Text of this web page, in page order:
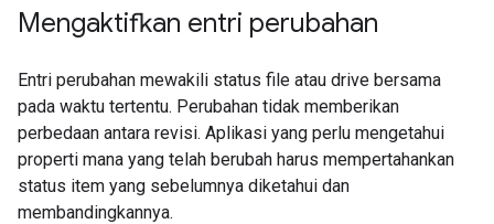
Mengaktifkan entri perubahan
Entri perubahan mewakili status file atau drive bersama
pada waktu tertentu. Perubahan tidak memberikan
perbedaan antara revisi. Aplikasi yang perlu mengetahui
properti mana yang telah berubah harus mempertahankan
status item yang sebelumnya diketahui dan
membandingkannya.